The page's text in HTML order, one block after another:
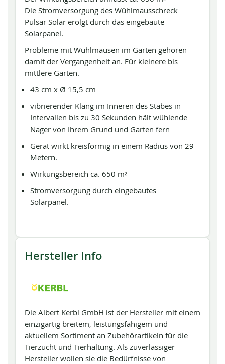
Die Stromversorgung des Wühlmausschreck
Pulsar Solar erolgt durch das eingebaute
Solarpanel.
Probleme mit Wühlmäusen im Garten gehören
damit der Vergangenheit an. Für kleinere bis
mittlere Gärten.
43 cm x Ø 15,5 cm
vibrierender Klang im Inneren des Stabes in
Intervallen bis zu 30 Sekunden hält wühlende
Nager von Ihrem Grund und Garten fern
Gerät wirkt kreisförmig in einem Radius von 29
Metern.
Wirkungsbereich ca. 650 m²
Stromversorgung durch eingebautes
Solarpanel.
Hersteller Info
Die Albert Kerbl GmbH ist der Hersteller mit einem
einzigartig breitem, leistungsfähigem und
aktuellem Sortiment an Zubehörartikeln für die
Tierzucht und Tierhaltung. Als zuverlässiger
Hersteller wollen sie die Bedürfnisse von